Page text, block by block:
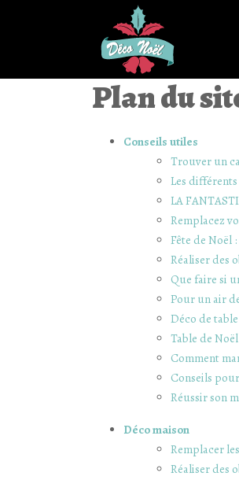
Plan du
Conseils utiles
Trouver un
Les
LA
Remplacez
Fête de Noël
Réaliser des
Que faire si
Pour un air
Déco de
Table de
Comment
Conseils
Réussir son
Déco maison
Remplacer
Réaliser des